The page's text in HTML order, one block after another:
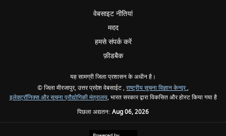
वेबसाइट नीतियां
मदद
हमसे संपर्क करें
फ़ीडबैक
यह सामग्री जिला प्रशासन के अधीन है।
© जिला मीरजापुर, उत्तर प्रदेश वेबसाईट , राष्ट्रीय सूचना विज्ञान केन्द्र,
इलेक्ट्रॉनिक्स और सूचना प्रौद्योगिकी मंत्रालय, भारत सरकार द्वारा विकसित और होस्ट किया गया है
पिछला अद्यतन: Aug 06, 2026